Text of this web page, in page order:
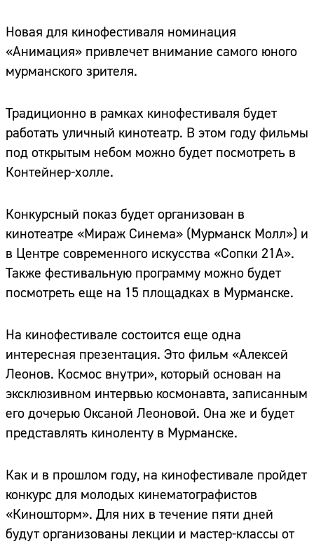
Новая для кинофестиваля номинация
«Анимация» привлечет внимание самого юного
мурманского зрителя.
Традиционно в рамках кинофестиваля будет
работать уличный кинотеатр. В этом году фильмы
под открытым небом можно будет посмотреть в
Контейнер-холле.
Конкурсный показ будет организован в
кинотеатре «Мираж Синема» (Мурманск Молл») и
в Центре современного искусства «Сопки 21А».
Также фестивальную программу можно будет
посмотреть еще на 15 площадках в Мурманске.
На кинофестивале состоится еще одна
интересная презентация. Это фильм «Алексей
Леонов. Космос внутри», который основан на
эксклюзивном интервью космонавта, записанным
его дочерью Оксаной Леоновой. Она же и будет
представлять киноленту в Мурманске.
Как и в прошлом году, на кинофестивале пройдет
конкурс для молодых кинематографистов
«Киношторм». Для них в течение пяти дней
будут организованы лекции и мастер-классы от